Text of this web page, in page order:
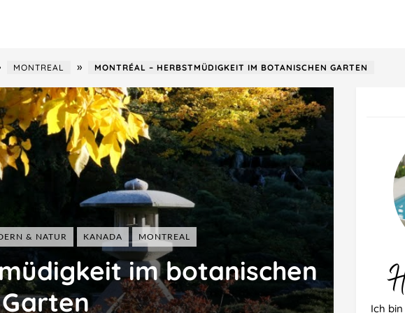
Frankreich Griechenland
Italien Kroatien
Österreich
Schweiz
Ungarn
Malaysia Singapur
Taiwan
USA
MONTREAL » MONTRÉAL ‒ HERBSTMÜDIGKEIT IM BOTANISCHEN GARTEN
& NATUR KANADA MONTREAL
im botanischen
Garten
Ich